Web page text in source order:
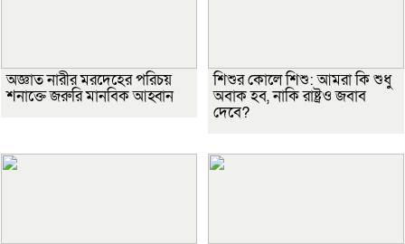
অজ্ঞাত নারীর মরদেহের পরিচয়
শনাক্তে জরুরি মানবিক আহ্বান
শিশুর কোলে শিশু: আমরা কি শুধু
অবাক হব, নাকি রাষ্ট্রও জবাব
দেবে?